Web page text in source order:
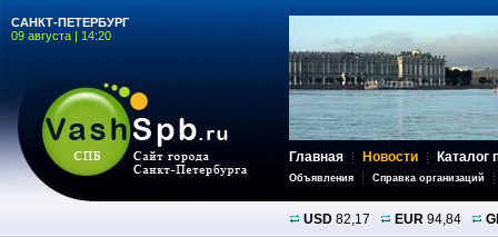
САНКТ-ПЕТЕРБУРГ
09 августа | 14:20
Главная Новости Каталог
Объявления Справка организаций
USD 82,17 EUR 94,84